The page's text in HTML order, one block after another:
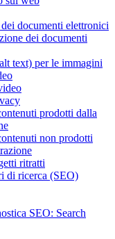
documenti elettronici
dei documenti
text) per le immagini
prodotti dalla
non prodotti
ritratti
di ricerca (SEO)
SEO: Search